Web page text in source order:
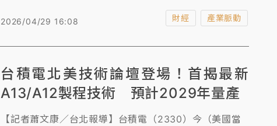
界引發不少議論，雖經冗長的訴訟，台積電在二審中勝
星在14奈米超前台積電導致流失蘋果訂單至少10億美元以
產，也對台積電在中國市場的商機上造成些許壓力。
2026/04/29 16:08 財經 產業脈動
台積電北美技術論壇登場！首揭最新
A13/A12製程技術 預計2029年量產
【記者蕭文康／台北報導】台積電（2330）今（美國當